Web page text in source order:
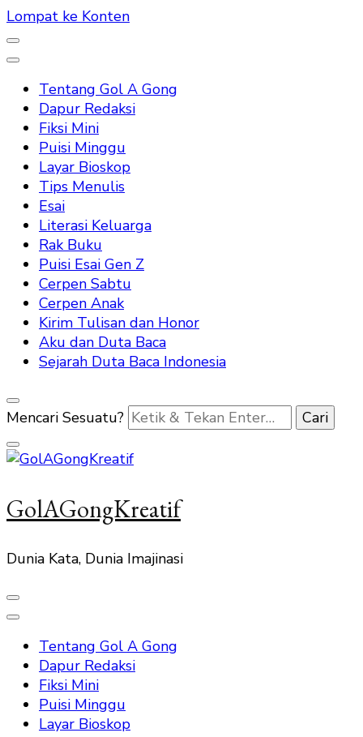
Lompat ke Konten
Tentang Gol A Gong
Dapur Redaksi
Fiksi Mini
Puisi Minggu
Layar Bioskop
Tips Menulis
Esai
Literasi Keluarga
Rak Buku
Puisi Esai Gen Z
Cerpen Sabtu
Cerpen Anak
Kirim Tulisan dan Honor
Aku dan Duta Baca
Sejarah Duta Baca Indonesia
Mencari Sesuatu?
GolAGongKreatif
Dunia Kata, Dunia Imajinasi
Tentang Gol A Gong
Dapur Redaksi
Fiksi Mini
Puisi Minggu
Layar Bioskop